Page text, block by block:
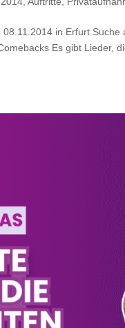
in Erfurt Suche
Es gibt Lieder,